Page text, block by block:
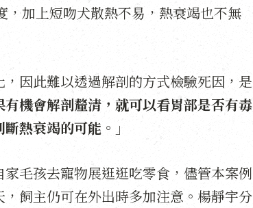
加上短吻犬散熱不易，熱衰竭也不無
因此難以透過解剖的方式檢驗死因，是
有機會解剖釐清，就可以看胃部是否有毒
熱衰竭的可能。 」
毛孩去寵物展逛逛吃零食，儘管本案例
飼主仍可在外出時多加注意。楊靜宇分